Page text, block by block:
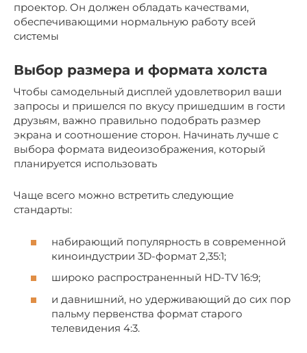
проектор. Он должен обладать качествами,
обеспечивающими нормальную работу всей
системы
Выбор размера и формата холста
Чтобы самодельный дисплей удовлетворил ваши
запросы и пришелся по вкусу пришедшим в гости
друзьям, важно правильно подобрать размер
экрана и соотношение сторон. Начинать лучше с
выбора формата видеоизображения, который
планируется использовать
Чаще всего можно встретить следующие
стандарты:
набирающий популярность в современной
киноиндустрии 3D-формат 2,35:1;
широко распространенный HD-TV 16:9;
и давнишний, но удерживающий до сих пор
пальму первенства формат старого
телевидения 4:3.